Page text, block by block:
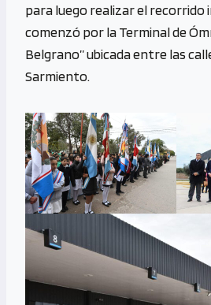
para luego realizar el recorrido
comenzó por la Terminal de
Belgrano” ubicada entre las
Sarmiento.